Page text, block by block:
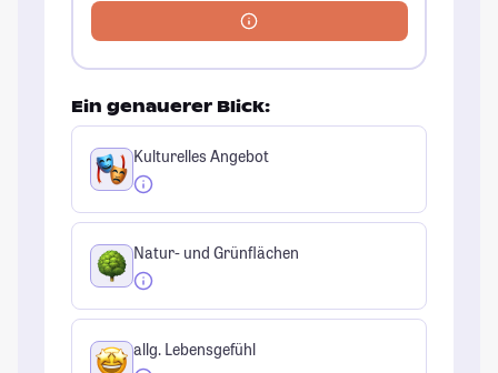
Ein genauerer Blick:
Kulturelles Angebot
Natur- und Grünflächen
allg. Lebensgefühl